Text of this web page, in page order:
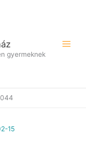
gyermeknek
15